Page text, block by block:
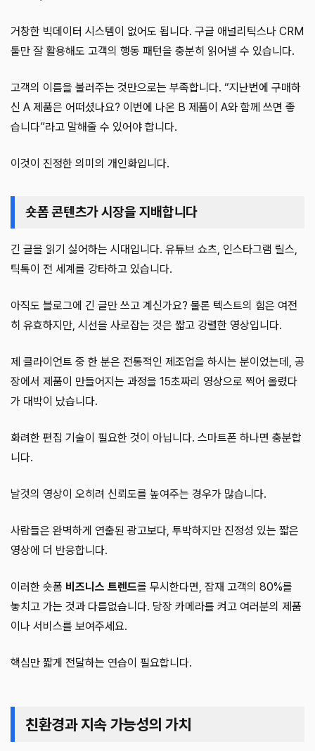
거창한 빅데이터 시스템이 없어도 됩니다. 구글 애널리틱스나 CRM
툴만 잘 활용해도 고객의 행동 패턴을 충분히 읽어낼 수 있습니다.
고객의 이름을 불러주는 것만으로는 부족합니다. “지난번에 구매하
신 A 제품은 어떠셨나요? 이번에 나온 B 제품이 A와 함께 쓰면 좋
습니다”라고 말해줄 수 있어야 합니다.
이것이 진정한 의미의 개인화입니다.
숏폼 콘텐츠가 시장을 지배합니다
긴 글을 읽기 싫어하는 시대입니다. 유튜브 쇼츠, 인스타그램 릴스,
틱톡이 전 세계를 강타하고 있습니다.
아직도 블로그에 긴 글만 쓰고 계신가요? 물론 텍스트의 힘은 여전
히 유효하지만, 시선을 사로잡는 것은 짧고 강렬한 영상입니다.
제 클라이언트 중 한 분은 전통적인 제조업을 하시는 분이었는데, 공
장에서 제품이 만들어지는 과정을 15초짜리 영상으로 찍어 올렸다
가 대박이 났습니다.
화려한 편집 기술이 필요한 것이 아닙니다. 스마트폰 하나면 충분합
니다.
날것의 영상이 오히려 신뢰도를 높여주는 경우가 많습니다.
사람들은 완벽하게 연출된 광고보다, 투박하지만 진정성 있는 짧은
영상에 더 반응합니다.
이러한 숏폼 비즈니스 트렌드를 무시한다면, 잠재 고객의 80%를
놓치고 가는 것과 다름없습니다. 당장 카메라를 켜고 여러분의 제품
이나 서비스를 보여주세요.
핵심만 짧게 전달하는 연습이 필요합니다.
친환경과 지속 가능성의 가치